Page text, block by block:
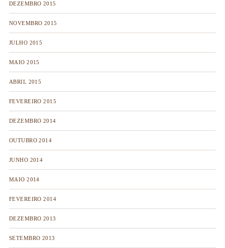
DEZEMBRO 2015
NOVEMBRO 2015
JULHO 2015
MAIO 2015
ABRIL 2015
FEVEREIRO 2015
DEZEMBRO 2014
OUTUBRO 2014
JUNHO 2014
MAIO 2014
FEVEREIRO 2014
DEZEMBRO 2013
SETEMBRO 2013